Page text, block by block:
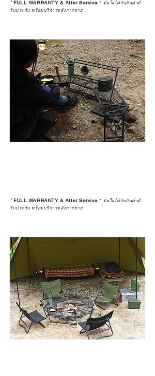
*FULL WARRANTY & After Service * มั่นใจได้กับสินค้ามี
รับประกัน พร้อมบริการหลังการขาย
*FULL WARRANTY & After Service * มั่นใจได้กับสินค้ามี
รับประกัน พร้อมบริการหลังการขาย